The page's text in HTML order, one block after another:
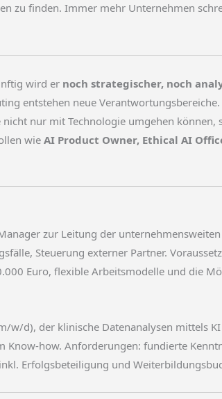
zu finden. Immer mehr Unternehmen
wird er noch strategischer, noch
entstehen neue Verantwortungsbereiche.
nur mit Technologie umgehen
wie AI Product Owner, Ethical AI
zur Leitung der
Steuerung externer Partner.
Euro, flexible Arbeitsmodelle und die
w/d), der klinische Datenanalysen mittels
how. Anforderungen: fundierte
Erfolgsbeteiligung und